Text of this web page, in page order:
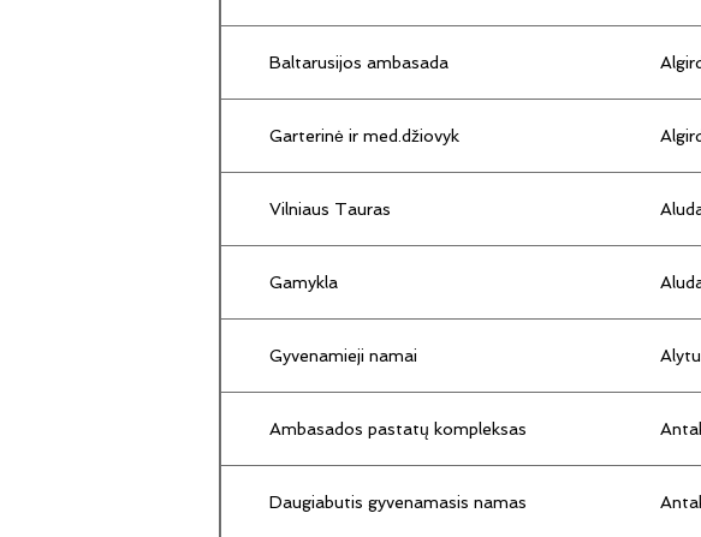
Baltarusijos ambasada
Garterinė ir med.džiovyk
Vilniaus Tauras
Gamykla
Gyvenamieji namai
Ambasados pastatų kompleksas
Daugiabutis gyvenamasis namas